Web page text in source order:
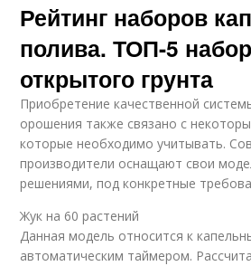
Рейтинг наборов
полива. ТОП-5
открытого грунта
Приобретение качественной
орошения также связано с
которые необходимо учитывать.
производители оснащают свои
решениями, под конкретные
Жук на 60 растений
Данная модель относится к
автоматическим таймером.